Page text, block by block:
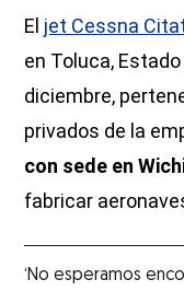
El jet Cessna
en Toluca,
diciembre,
privados de la
con sede en
fabricar
‘No esperamos